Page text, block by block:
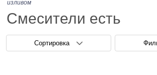
изливом
Смесители есть
Сортировка